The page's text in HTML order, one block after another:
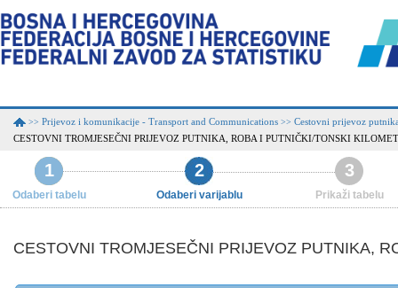
>> Prijevoz i komunikacije - Transport and Communications >> Cestovni prijevoz
CESTOVNI TROMJESEČNI PRIJEVOZ PUTNIKA, ROBA I PUTNIČKI/TONSKI
1
Odaberi tabelu
2
Odaberi varijablu
3
Prikaži tabelu
CESTOVNI TROMJESEČNI PRIJEVOZ PUTNIKA,